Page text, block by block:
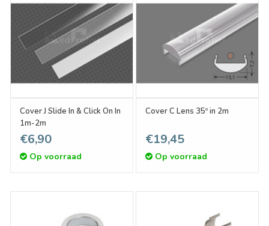
Cover J Slide In & Click On In
1m-2m
€6,90
Op voorraad
Cover C Lens 35º in 2m
€19,45
Op voorraad